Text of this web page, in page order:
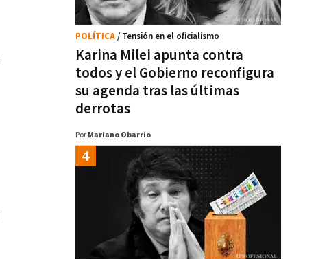
Karina Milei apunta contra
todos y el Gobierno reconfigura
su agenda tras las últimas
derrotas
POLÍTICA/ Tensión en el oficialismo
Por Mariano Obarrio